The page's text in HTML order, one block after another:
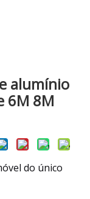
alumínio
6M 8M
do único